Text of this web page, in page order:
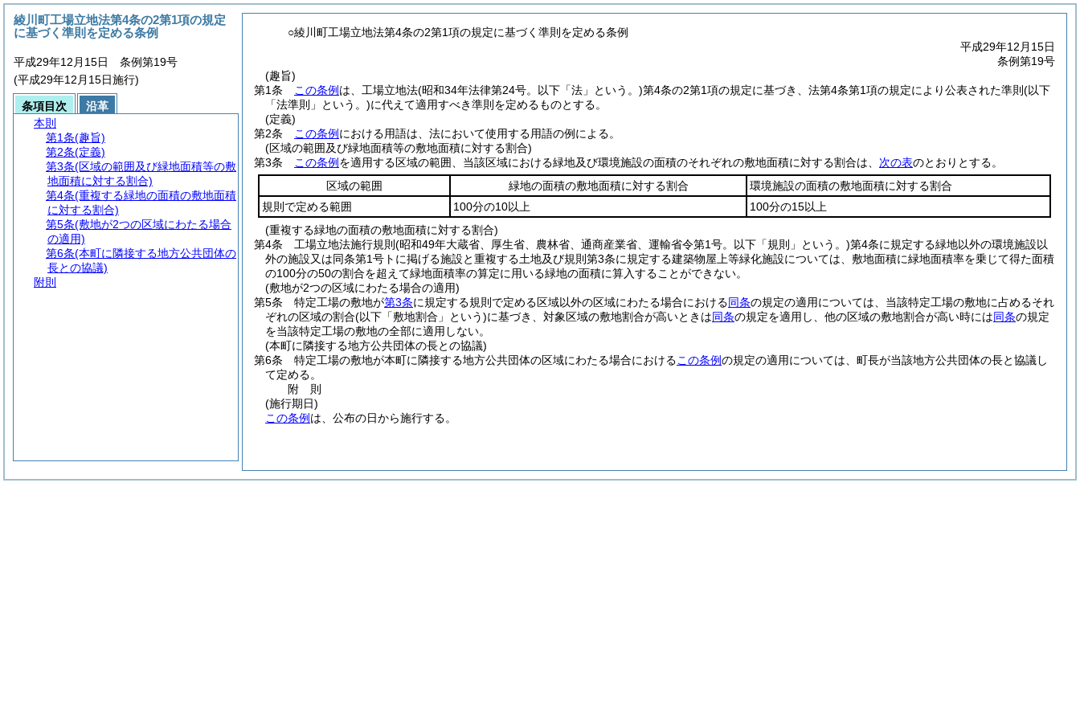
○綾川町工場立地法第4条の2第1項の規定に基づく準則を定める条例
平成29年12月15日
条例第19号
(趣旨)
第1条
この条例 は、工場立地法(昭和34年法律第24号。以下「法」という。)第4条の2第1項の規定に基づき、法第4条第1項の規定により公表された準則 (以下
「法準則」という。)に代えて適用すべき準則を定めるものとする。
(定義)
第2条
この条例 における用語は、法において使用する用語の例による。
(区域の範囲及び緑地面積等の敷地面積に対する割合)
第3条
この条例 を適用する区域の範囲、当該区域における緑地及び環境施設の面積のそれぞれの敷地面積に対する割合は、 次の表のとおりとする。
区域の範囲
緑地の面積の敷地面積に対する割合
環境施設の面積の敷地面積に対する割合
規則で定める範囲
100分の10以上
100分の15以上
(重複する緑地の面積の敷地面積に対する割合)
第4条
工場立地法施行規則 (昭和49年大蔵省、厚生省、農林省、通商産業省、運輸省令第1号。以下「規則」という。)第4条に規定する緑地以外の環境施設以
外の施設又は同条第1号トに掲げる施設と重複する土地及び規則第3条に規定する建築物屋上等緑化施設については、敷地面積に緑地面積率を乗じて得た面積
の100分の50の割合を超えて緑地面積率の算定に用いる緑地の面積に算入することができない。
(敷地が2つの区域にわたる場合の適用)
第5条
特定工場の敷地が第3条に規定する規則で定める区域以外の区域にわたる場合における同条の規定の適用については、当該特定工場の敷地に占めるそれ
ぞれの区域の割合(以下「敷地割合」という)に基づき、対象区域の敷地割合が高いときは同条の規定を適用し、他の区域の敷地割合が高い時には同条の規定
を当該特定工場の敷地の全部に適用しない。
(本町に隣接する地方公共団体の長との協議)
第6条
特定工場の敷地が本町に隣接する地方公共団体の区域にわたる場合におけるこの条例の規定の適用については、町長が当該地方公共団体の長と協議し
て定める。
附 則
(施行期日)
この条例 は、公布の日から施行する。
綾川町工場立地法第4条の2第1項の規定
に基づく準則を定める条例
平成29年12月15日 条例第19号
(平成29年12月15日施行)
条項目次
沿革
本則
第1条(趣旨)
第2条(定義)
第3条(区域の範囲及び緑地面積等の敷
地面積に対する割合)
第4条(重複する緑地の面積の敷地面積
に対する割合)
第5条(敷地が2つの区域にわたる場合
の適用)
第6条(本町に隣接する地方公共団体の
長との協議)
附則